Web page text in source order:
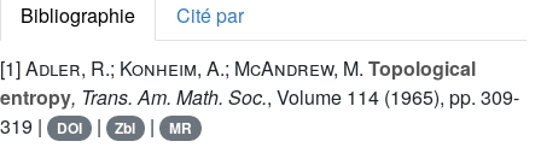
Bibliographie
Cité par
[1]Adler, R.; Konheim, A.; McAndrew, M. Topological
entropy, Trans. Am. Math. Soc., Volume 114 (1965), pp. 309-
319 |
DOI | Zbl | MR